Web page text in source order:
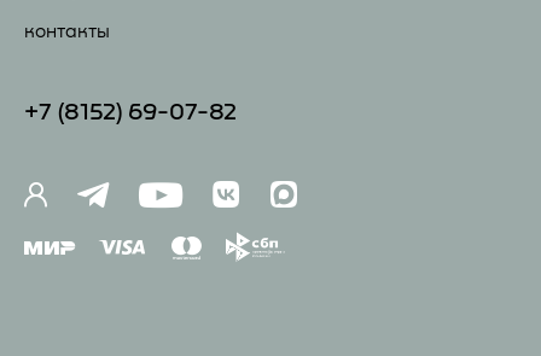
контакты
+7 (81 52) 69-07-82